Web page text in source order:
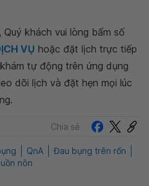
khách vui lòng bấm số
VỤ hoặc đặt lịch trực tiếp
tự động trên ứng dụng
dõi lịch và đặt hẹn mọi lúc
Chia sẻ
QnA
Đau bụng trên rốn
nôn